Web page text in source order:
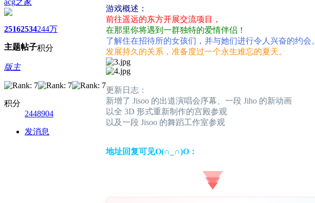
acg之家
2516
主题
2534
帖子
244万
积分
版主
积分
2448904
发消息
游戏概述：
前往遥远的东方开展交流项目，
在那里你将遇到一群独特的爱情伴侣！
了解住在招待所的女孩们，并与她们进行令人兴奋的约会。
发展持久的关系，准备度过一个永生难忘的夏天。
更新日志：
新增了 Jisoo 的出道演唱会序幕、一段 Jiho 的新动画
以全 3D 形式重新制作的宫殿参观
以及一段 Jisoo 的舞蹈工作室参观
地址回复可见O(∩_∩)O：